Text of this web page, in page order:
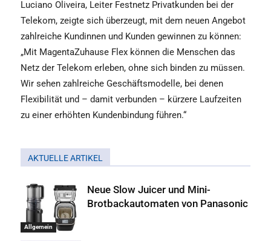
Luciano Oliveira, Leiter Festnetz Privatkunden bei der
Telekom, zeigte sich überzeugt, mit dem neuen Angebot
zahlreiche Kundinnen und Kunden gewinnen zu können:
„Mit MagentaZuhause Flex können die Menschen das
Netz der Telekom erleben, ohne sich binden zu müssen.
Wir sehen zahlreiche Geschäftsmodelle, bei denen
Flexibilität und – damit verbunden – kürzere Laufzeiten
zu einer erhöhten Kundenbindung führen.“
AKTUELLE ARTIKEL
Allgemein
Neue Slow Juicer und Mini-
Brotbackautomaten von Panasonic